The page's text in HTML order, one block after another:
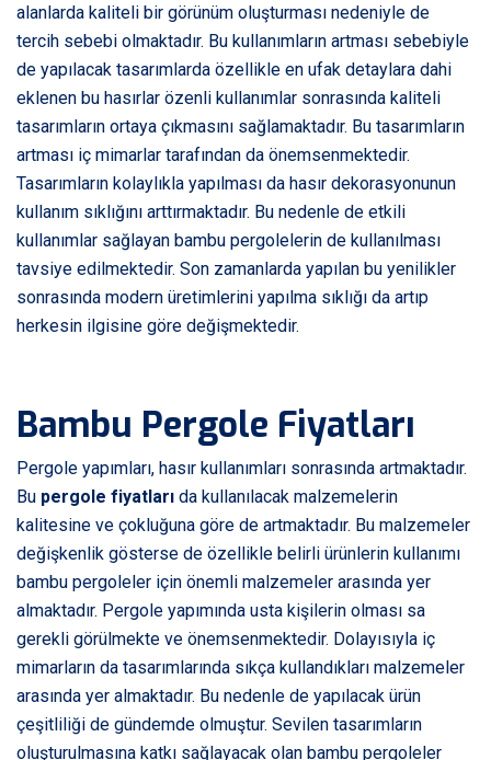
alanlarda kaliteli bir görünüm oluşturması nedeniyle de
tercih sebebi olmaktadır. Bu kullanımların artması sebebiyle
de yapılacak tasarımlarda özellikle en ufak detaylara dahi
eklenen bu hasırlar özenli kullanımlar sonrasında kaliteli
tasarımların ortaya çıkmasını sağlamaktadır. Bu tasarımların
artması iç mimarlar tarafından da önemsenmektedir.
Tasarımların kolaylıkla yapılması da hasır dekorasyonunun
kullanım sıklığını arttırmaktadır. Bu nedenle de etkili
kullanımlar sağlayan bambu pergolelerin de kullanılması
tavsiye edilmektedir. Son zamanlarda yapılan bu yenilikler
sonrasında modern üretimlerini yapılma sıklığı da artıp
herkesin ilgisine göre değişmektedir.
Bambu Pergole Fiyatları
Pergole yapımları, hasır kullanımları sonrasında artmaktadır.
Bu pergole fiyatları da kullanılacak malzemelerin
kalitesine ve çokluğuna göre de artmaktadır. Bu malzemeler
değişkenlik gösterse de özellikle belirli ürünlerin kullanımı
bambu pergoleler için önemli malzemeler arasında yer
almaktadır. Pergole yapımında usta kişilerin olması sa
gerekli görülmekte ve önemsenmektedir. Dolayısıyla iç
mimarların da tasarımlarında sıkça kullandıkları malzemeler
arasında yer almaktadır. Bu nedenle de yapılacak ürün
çeşitliliği de gündemde olmuştur. Sevilen tasarımların
oluşturulmasına katkı sağlayacak olan bambu pergoleler